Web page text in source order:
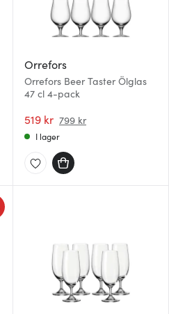
Orrefors
Orrefors Beer Taster Ölglas
47 cl 4-pack
519 kr 799 kr
I lager